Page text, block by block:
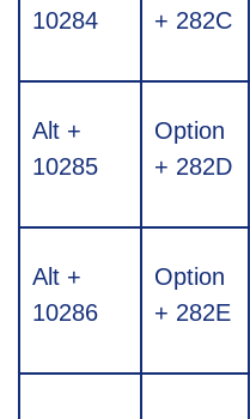
10284
+ 282C
Alt +
10285
Option
+ 282D
Alt +
10286
Option
+ 282E